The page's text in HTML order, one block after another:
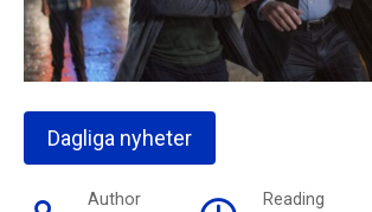
Dagliga nyheter
Author Reading